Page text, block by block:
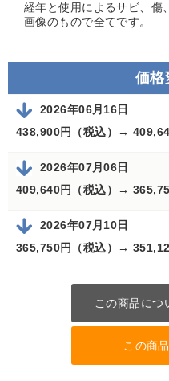
経年と使用によるサビ、傷
画像のもので全てです。
価格
2026年06月16日
438,900円（税込）→
2026年07月06日
409,640円（税込）→
2026年07月10日
365,750円（税込）→
この商品につ
この商